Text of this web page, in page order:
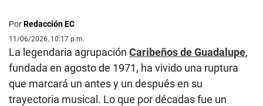
PorRedacción EC
11/06/2026, 10:17 p.m.
La legendaria agrupación Caribeños de Guadalupe,
fundada en agosto de 1971, ha vivido una ruptura
que marcará un antes y un después en su
trayectoria musical. Lo que por décadas fue un